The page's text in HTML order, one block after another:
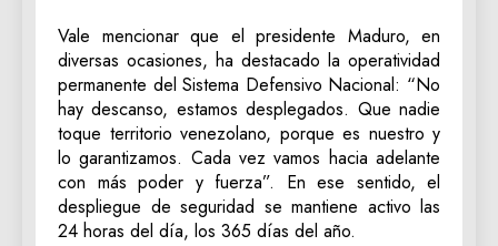
Vale mencionar que el presidente Maduro, en
diversas ocasiones, ha destacado la operatividad
permanente del Sistema Defensivo Nacional: “No
hay descanso, estamos desplegados. Que nadie
toque territorio venezolano, porque es nuestro y
lo garantizamos. Cada vez vamos hacia adelante
con más poder y fuerza”. En ese sentido, el
despliegue de seguridad se mantiene activo las
24 horas del día, los 365 días del año.